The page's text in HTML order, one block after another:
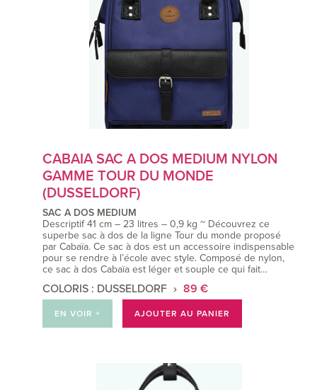
CABAIA SAC A DOS MEDIUM NYLON
GAMME TOUR DU MONDE
(DUSSELDORF)
SAC A DOS MEDIUM
Descriptif 41 cm – 23 litres – 0,9 kg ~ Découvrez ce
superbe sac à dos de la ligne Tour du monde proposé
par Cabaïa. Ce sac à dos est un accessoire indispensable
pour se rendre à l’école avec style. Composé de nylon,
ce sac à dos Cabaïa est léger et souple ce qui fait…
COLORIS : DUSSELDORF 89 €
EN VOIR + AJOUTER AU PANIER